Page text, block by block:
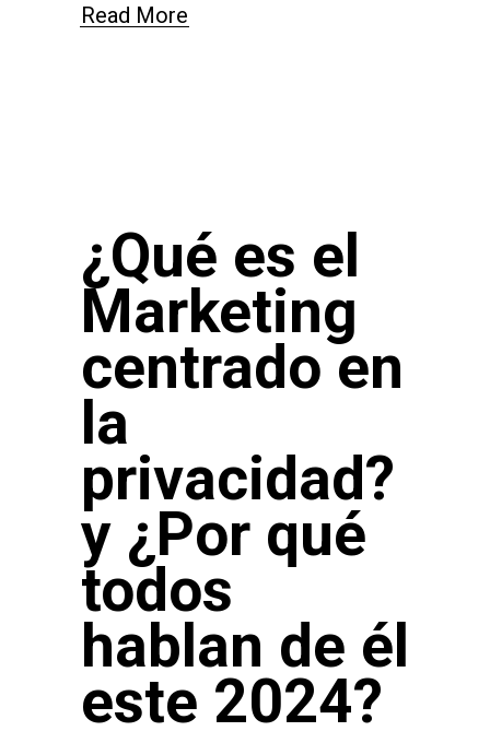
Read More
¿Qué es el
Marketing
centrado en
la
privacidad?
y ¿Por qué
todos
hablan de él
este 2024?